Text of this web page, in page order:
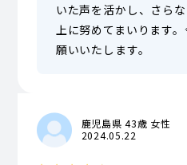
いた声を活かし、さら
上に努めてまいります
願いいたします。
鹿児島県 43歳 女性
2024.05.22